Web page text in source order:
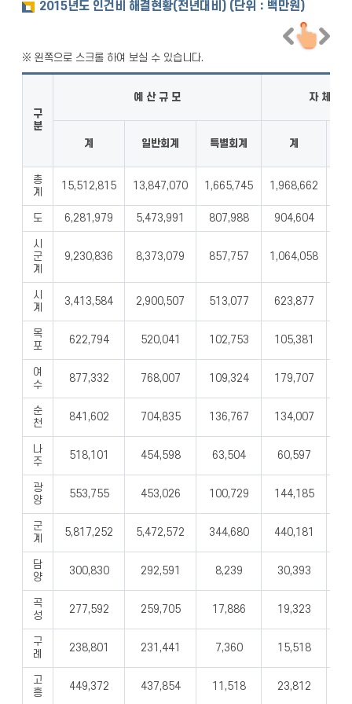
2015년도 인건비 해결현황(전년대비) (단위：백만원)
구
분
예 산 규 모 자 체 수
계 일반회계 특별회계 계
총
계
15,512,815 13,847,070 1,665,745 1,968,662
도 6,281,979 5,473,991 807,988 904,604
시
군
계
9,230,836 8,373,079 857,757 1,064,058
시
계
3,413,584 2,900,507 513,077 623,877
목
포
622,794 520,041 102,753 105,381
여
수
877,332 768,007 109,324 179,707
순
천
841,602 704,835 136,767 134,007
나
주
518,101 454,598 63,504 60,597
광
양
553,755 453,026 100,729 144,185
군
계
5,817,252 5,472,572 344,680 440,181
담
양
300,830 292,591 8,239 30,393
곡
성
277,592 259,705 17,886 19,323
구
례
238,801 231,441 7,360 15,518
고
흥
449,372 437,854 11,518 23,812